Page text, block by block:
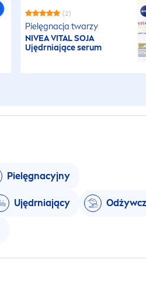
(2)
Pielęgnacja twarzy
NIVEAVITALSOJA
Ujędrniające serum
Pielęgnacyjny
Ujędrniający